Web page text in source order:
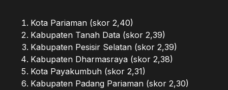
Kota Pariaman (skor 2,40)
Kabupaten Tanah Data (skor 2,39)
Kabupaten Pesisir Selatan (skor 2,39)
Kabupaten Dharmasraya (skor 2,38)
Kota Payakumbuh (skor 2,31)
Kabupaten Padang Pariaman (skor 2,30)